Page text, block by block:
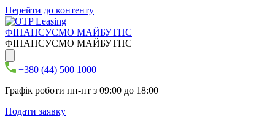
Перейти до контенту
ФІНАНСУЄМО МАЙБУТНЄ
ФІНАНСУЄМО МАЙБУТНЄ
+380 (44) 500 1000
Графік роботи пн-пт з 09:00 до 18:00
Подати заявку